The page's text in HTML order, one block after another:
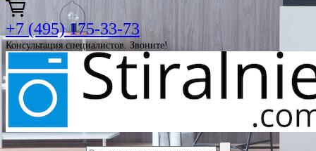
+7 (495) 175-33-73
Консультация специалистов. Звоните!